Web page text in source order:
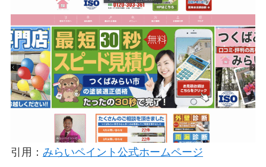
引用： みらいペイント公式ホームページ